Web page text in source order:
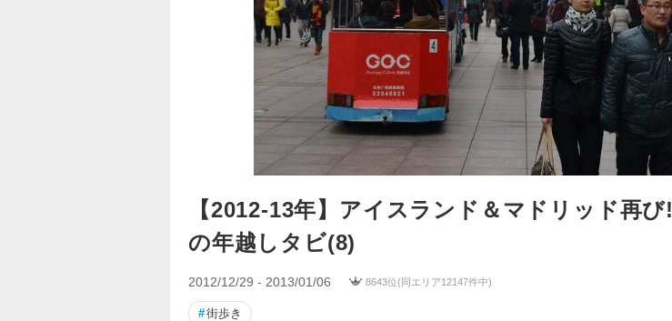
【2012‐13年】アイスランド＆マドリッド再び!
の年越しタビ(8)
2012/12/29 - 2013/01/06 8643位(同エリア12147件中)
#街歩き